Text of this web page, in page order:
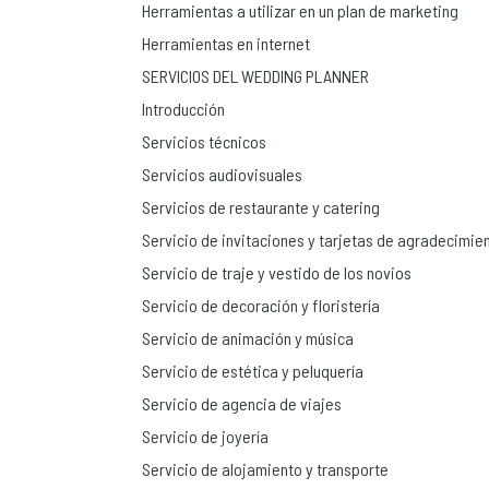
Herramientas a utilizar en un plan de marketing
Herramientas en internet
SERVICIOS DEL WEDDING PLANNER
Introducción
Servicios técnicos
Servicios audiovisuales
Servicios de restaurante y catering
Servicio de invitaciones y tarjetas de
Servicio de traje y vestido de los novios
Servicio de decoración y floristería
Servicio de animación y música
Servicio de estética y peluquería
Servicio de agencia de viajes
Servicio de joyería
Servicio de alojamiento y transporte